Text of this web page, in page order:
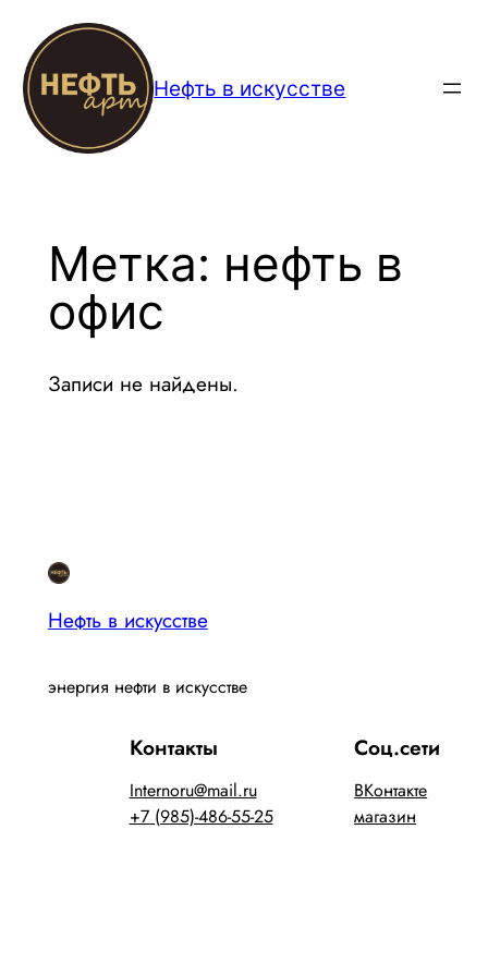
Перейти
содержимому
Нефть в искусстве
Метка: нефть в
офис
Записи не найдены.
Нефть в искусстве
энергия нефти в искусстве
Контакты
Internoru@mail.ru
+7 (985)-486-55-25
Соц.сети
ВКонтакте
магазин